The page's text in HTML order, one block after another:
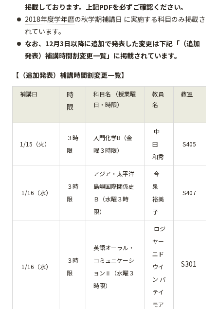
掲載しております。上記PDFを必ずご確認ください。
2018年度学年暦の秋学期補講日 に実施する科目のみ掲載さ
れています。
なお、12月3日以降に追加で発表した変更は下記「（追加
発表）補講時間割変更一覧」に掲載されています。
【（追加発表）補講時間割変更一覧】
補講日
時
限
科目名 （授業曜
日・時限）
教員
名
教室
1/15（火）
３時
限
入門化学B（金
曜３時限）
中
田
和秀
S405
1/16（水）
３時
限
アジア・太平洋
島嶼国際関係史
Ｂ（水曜３時
限）
今
泉
裕美
子
S407
1/16（水）
３時
限
英語オーラル・
コミュニケーシ
ョンⅡ（水曜３
時限）
ロジ
ヤー
エド
ウイ
ン パ
テイ
モア
S301